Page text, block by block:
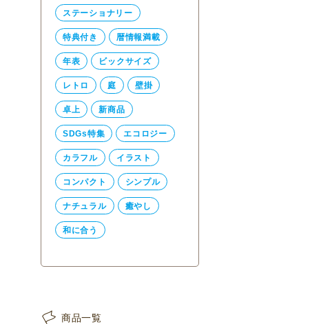
ステーショナリー
特典付き 暦情報満載
年表 ビックサイズ
レトロ 庭 壁掛
卓上 新商品
SDGs特集 エコロジー
カラフル イラスト
コンパクト シンプル
ナチュラル 癒やし
和に合う
商品一覧